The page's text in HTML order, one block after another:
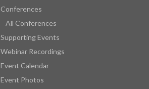
Conferences
All Conferences
Supporting Events
Webinar Recordings
Event Calendar
Event Photos